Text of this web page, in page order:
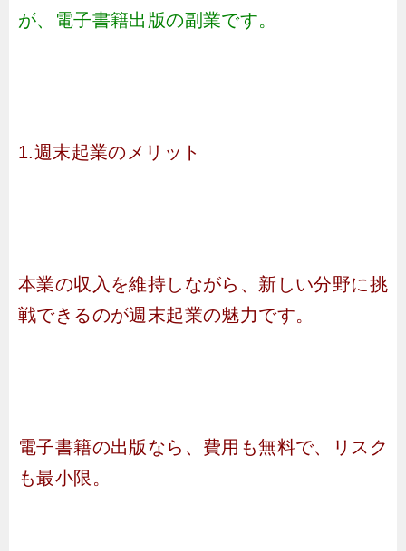
が、電子書籍出版の副業です。
1.週末起業のメリット
本業の収入を維持しながら、新しい分野に挑
戦できるのが週末起業の魅力です。
電子書籍の出版なら、費用も無料で、リスク
も最小限。